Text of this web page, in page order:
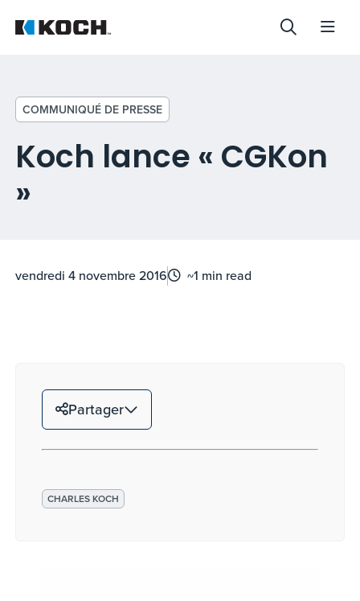
COMMUNIQUÉ DE PRESSE
Koch lance « CGKon
»
vendredi 4 novembre 2016 ~1 min read
Partager
CHARLES KOCH